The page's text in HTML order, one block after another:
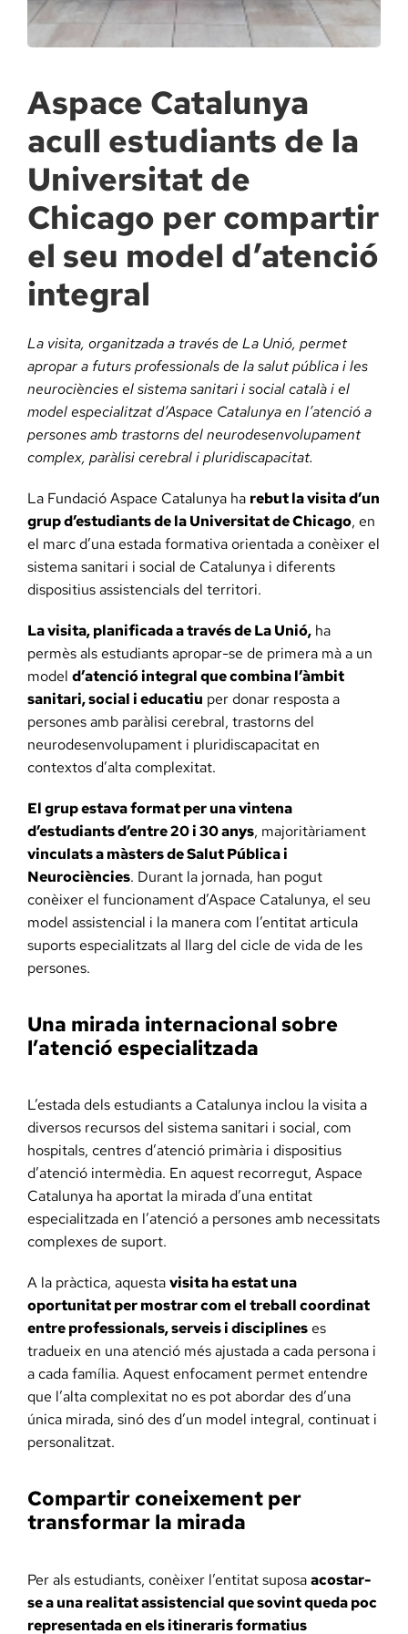
La
Àmbit
Aspace Catalunya
acull estudiants de la
Universitat de
Chicago per compartir
el seu model d’atenció
integral
La visita, organitzada a través de La Unió, permet
apropar a futurs professionals de la salut pública i les
neurociències el sistema sanitari i social català i el
model especialitzat d’Aspace Catalunya en l’atenció a
persones amb trastorns del neurodesenvolupament
complex, paràlisi cerebral i pluridiscapacitat.
La Fundació Aspace Catalunya ha rebut la visita d’un
grup d’estudiants de la Universitat de Chicago, en
el marc d’una estada formativa orientada a conèixer el
sistema sanitari i social de Catalunya i diferents
dispositius assistencials del territori.
La visita, planificada a través de La Unió, ha
permès als estudiants apropar-se de primera mà a un
model d’atenció integral que combina l’àmbit
sanitari, social i educatiu per donar resposta a
persones amb paràlisi cerebral, trastorns del
neurodesenvolupament i pluridiscapacitat en
contextos d’alta complexitat.
El grup estava format per una vintena
d’estudiants d’entre 20 i 30 anys, majoritàriament
vinculats a màsters de Salut Pública i
Neurociències. Durant la jornada, han pogut
conèixer el funcionament d’Aspace Catalunya, el seu
model assistencial i la manera com l’entitat articula
suports especialitzats al llarg del cicle de vida de les
persones.
Una mirada internacional sobre
l’atenció especialitzada
L’estada dels estudiants a Catalunya inclou la visita a
diversos recursos del sistema sanitari i social, com
hospitals, centres d’atenció primària i dispositius
d’atenció intermèdia. En aquest recorregut, Aspace
Catalunya ha aportat la mirada d’una entitat
especialitzada en l’atenció a persones amb necessitats
complexes de suport.
A la pràctica, aquestavisita ha estat una
oportunitat per mostrar com el treball coordinat
entre professionals, serveis i disciplineses
tradueix en una atenció més ajustada a cada persona i
a cada família. Aquest enfocament permet entendre
que l’alta complexitat no es pot abordar des d’una
única mirada, sinó des d’un model integral, continuat i
personalitzat.
Compartir coneixement per
transformar la mirada
Per als estudiants, conèixer l’entitat suposaacostar-
se a una realitat assistencial que sovint queda poc
representada en els itineraris formatius